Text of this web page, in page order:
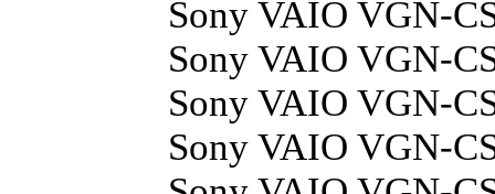
Sony VAIO VGN-
Sony VAIO VGN-
Sony VAIO VGN-
Sony VAIO VGN-